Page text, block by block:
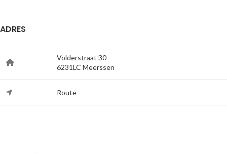
ADRES
Volderstraat 30
6231LC Meerssen
Route